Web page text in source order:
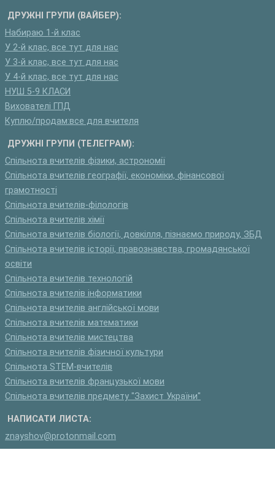
ДРУЖНІ ГРУПИ (ВАЙБЕР):
Набираю 1-й клас
У 2-й клас, все тут для нас
У 3-й клас, все тут для нас
У 4-й клас, все тут для нас
НУШ 5-9 КЛАСИ
Вихователі ГПД
Куплю/продам:все для вчителя
ДРУЖНІ ГРУПИ (ТЕЛЕГРАМ):
Спільнота вчителів фізики, астрономії
Спільнота вчителів географії, економіки, фінансової
грамотності
Спільнота вчителів-філологів
Спільнота вчителів хімії
Спільнота вчителів біології, довкілля, пізнаємо природу, ЗБД
Спільнота вчителів історії, правознавства, громадянської
освіти
Спільнота вчителів технологій
Спільнота вчителів інформатики
Спільнота вчителів англійської мови
Спільнота вчителів математики
Спільнота вчителів мистецтва
Спільнота вчителів фізичної культури
Спільнота STEM-вчителів
Спільнота вчителів французької мови
Спільнота вчителів предмету "Захист України"
НАПИСАТИ ЛИСТА:
znayshov@protonmail.com